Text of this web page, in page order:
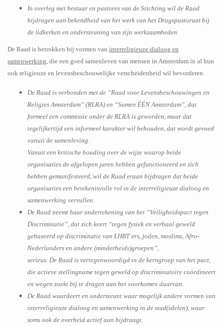
In overleg met bestuur en pastores van de Stichting wil de Raad
bijdragen aan bekendheid van het werk van het Drugspastoraat bij
de lidkerken en ondersteuning van zijn werkzaamheden.
De Raad is betrokken bij vormen van interreligieuze dialoog en
samenwerking, die een goed samenleven van mensen in Amsterdam in al hun
ook religieuze en levensbeschouwelijke verscheidenheid wil bevorderen.
De Raad is verbonden met de “Raad voor Levensbeschouwingen en
Religies Amsterdam” (RLRA) en “Samen ÉÉN Amsterdam”, dat
formeel een commissie onder de RLRA is geworden, maar dat
tegelijkertijd een informeel karakter wil behouden, dat wordt gevoed
vanuit de samenleving.
Vanuit een kritische houding over de wijze waarop beide
organisaties de afgelopen jaren hebben gefunctioneerd en zich
hebben gemanifesteerd, wil de Raad eraan bijdragen dat beide
organisaties een betekenisvolle rol in de interreligieuze dialoog en
samenwerking vervullen.
De Raad neemt haar ondertekening van het “Veiligheidspact tegen
Discriminatie”, dat zich keert “tegen fysiek en verbaal geweld
gebaseerd op discriminatie van LHBT´ers, joden, moslims, Afro-
Nederlanders en andere (minderheids)groepen”,
serieus. De Raad is vertegenwoordigd in de kerngroep van het pact,
die actieve stellingname tegen geweld op discriminatoire coördineert
en wegen zoekt bij te dragen aan het voorkomen daarvan.
De Raad waardeert en ondersteunt waar mogelijk andere vormen van
interreligieuze dialoog en samenwerking in de stad(sdelen), waar
soms ook de overheid actief aan bijdraagt.